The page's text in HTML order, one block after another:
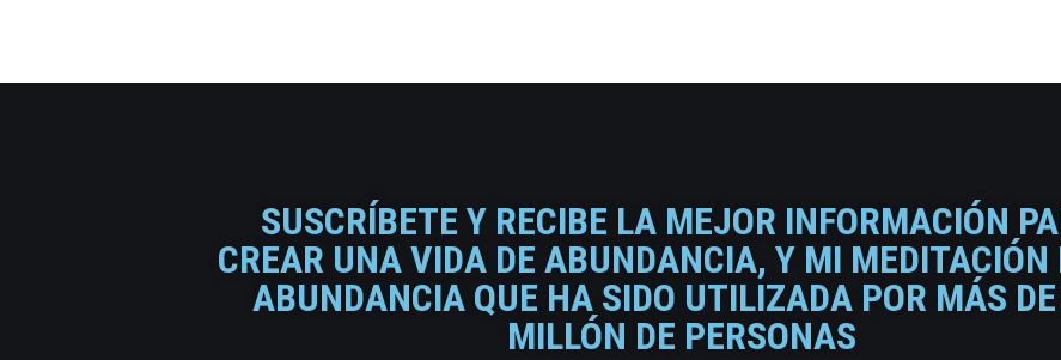
SUSCRÍBETE Y RECIBE LA MEJOR INFORMACIÓN
CREAR UNA VIDA DE ABUNDANCIA, Y MI MEDITACIÓN
ABUNDANCIA QUE HA SIDO UTILIZADA POR MÁS
MILLÓN DE PERSONAS